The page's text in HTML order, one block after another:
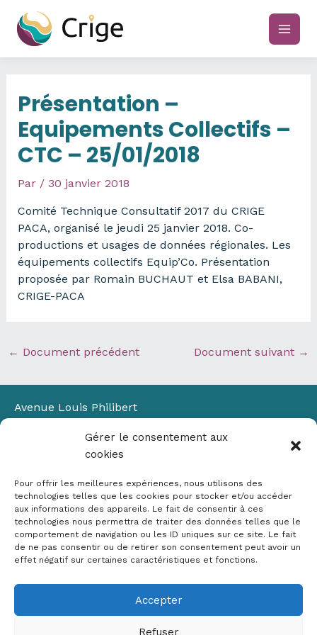
Gérer le consentement aux
cookies
Pour offrir les meilleures expériences, nous utilisons des
technologies telles que les cookies pour stocker et/ou accéder
aux informations des appareils. Le fait de consentir à ces
technologies nous permettra de traiter des données telles que le
comportement de navigation ou les ID uniques sur ce site. Le fait
de ne pas consentir ou de retirer son consentement peut avoir un
effet négatif sur certaines caractéristiques et fonctions.
Accepter
Refuser
contenu
main
Présentation –
Equipements Collectifs –
CTC – 25/01/2018
Par / 30 janvier 2018
Comité Technique Consultatif 2017 du CRIGE
PACA, organisé le jeudi 25 janvier 2018. Co-
productions et usages de données régionales. Les
équipements collectifs Equip’Co. Présentation
proposée par Romain BUCHAUT et Elsa BABANI,
CRIGE-PACA
← Document précédent Document suivant →
Avenue Louis Philibert
Bâtiment Laennec
13100 Aix-en-Provence
✉ contact@crige-paca.org
Mentions légales
RGPD